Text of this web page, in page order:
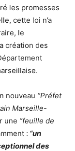
les promesses
cette loi n’a
le
création des
nouveau “Préfet
Marseille-
une “feuille de
: “un
des